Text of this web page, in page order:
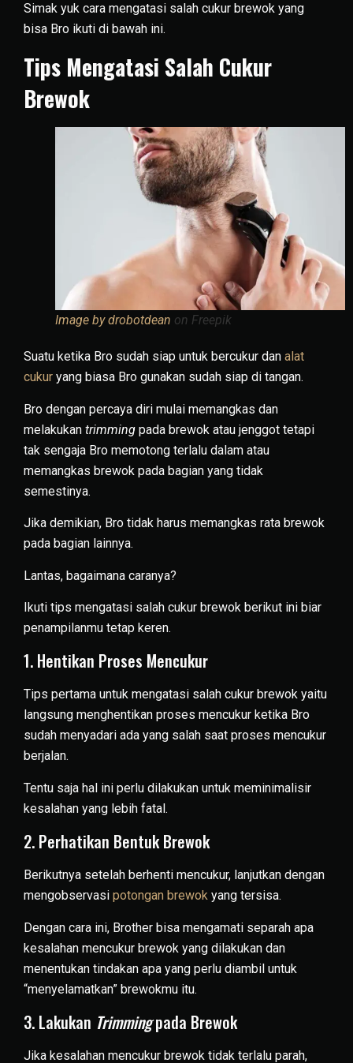
Simak yuk cara mengatasi salah cukur brewok yang
bisa Bro ikuti di bawah ini.
Tips Mengatasi Salah Cukur
Brewok
Image by drobotdean on Freepik
Suatu ketika Bro sudah siap untuk bercukur dan alat
cukur yang biasa Bro gunakan sudah siap di tangan.
Bro dengan percaya diri mulai memangkas dan
melakukan trimming pada brewok atau jenggot tetapi
tak sengaja Bro memotong terlalu dalam atau
memangkas brewok pada bagian yang tidak
semestinya.
Jika demikian, Bro tidak harus memangkas rata brewok
pada bagian lainnya.
Lantas, bagaimana caranya?
Ikuti tips mengatasi salah cukur brewok berikut ini biar
penampilanmu tetap keren.
1. Hentikan Proses Mencukur
Tips pertama untuk mengatasi salah cukur brewok yaitu
langsung menghentikan proses mencukur ketika Bro
sudah menyadari ada yang salah saat proses mencukur
berjalan.
Tentu saja hal ini perlu dilakukan untuk meminimalisir
kesalahan yang lebih fatal.
2. Perhatikan Bentuk Brewok
Berikutnya setelah berhenti mencukur, lanjutkan dengan
mengobservasi potongan brewok yang tersisa.
Dengan cara ini, Brother bisa mengamati separah apa
kesalahan mencukur brewok yang dilakukan dan
menentukan tindakan apa yang perlu diambil untuk
“menyelamatkan” brewokmu itu.
3. Lakukan Trimmingpada Brewok
Jika kesalahan mencukur brewok tidak terlalu parah,